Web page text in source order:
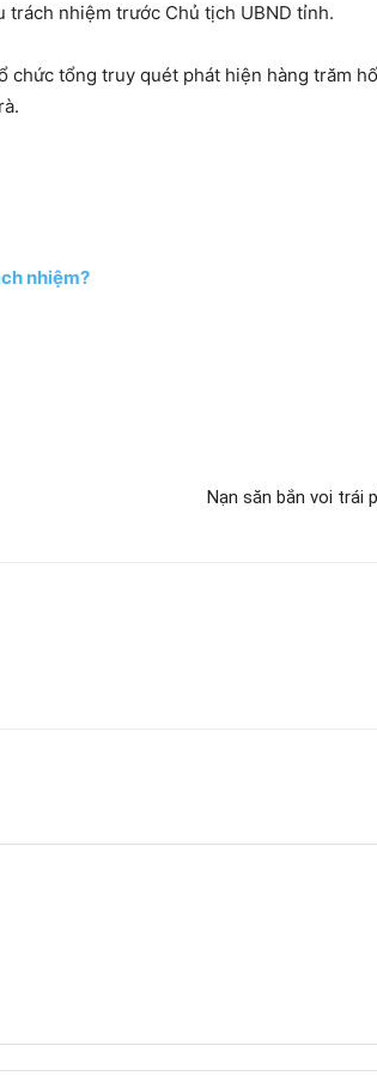
nhiệm trước Chủ tịch UBND tỉnh.
chức tổng truy quét phát hiện hàng trăm
nhiệm?
Nạn săn bắn voi trái